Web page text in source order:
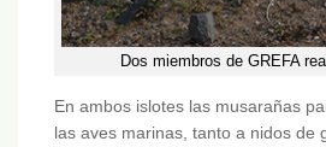
Dos miembros de GREFA
En ambos islotes las musarañas
las aves marinas, tanto a nidos de